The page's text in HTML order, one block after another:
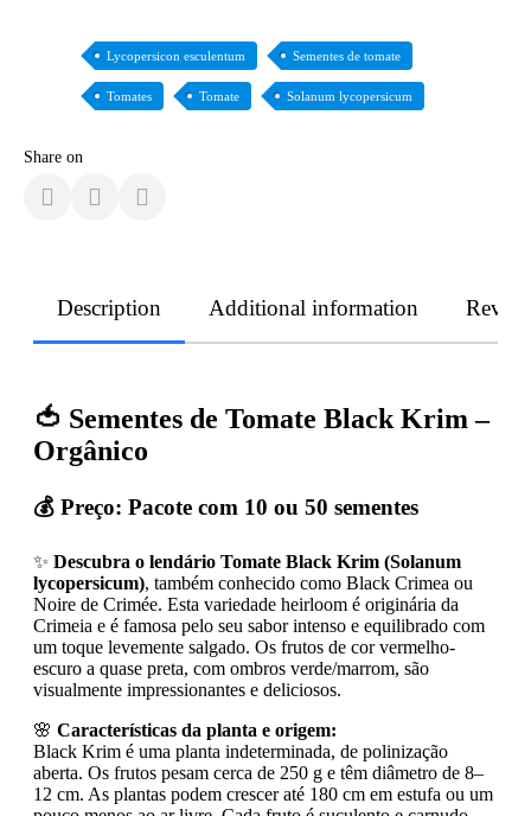
Lycopersicon esculentum Sementes de tomate
Tomates Tomate Solanum lycopersicum
Share on
Description Additional information
🍅 Sementes de Tomate Black Krim –
Orgânico
💰 Preço: Pacote com 10 ou 50 sementes
✨ Descubra o lendário Tomate Black Krim (Solanum
lycopersicum), também conhecido como Black Crimea ou
Noire de Crimée. Esta variedade heirloom é originária da
Crimeia e é famosa pelo seu sabor intenso e equilibrado com
um toque levemente salgado. Os frutos de cor vermelho-
escuro a quase preta, com ombros verde/marrom, são
visualmente impressionantes e deliciosos.
🌸 Características da planta e origem:
Black Krim é uma planta indeterminada, de polinização
aberta. Os frutos pesam cerca de 250 g e têm diâmetro de 8–
12 cm. As plantas podem crescer até 180 cm em estufa ou um